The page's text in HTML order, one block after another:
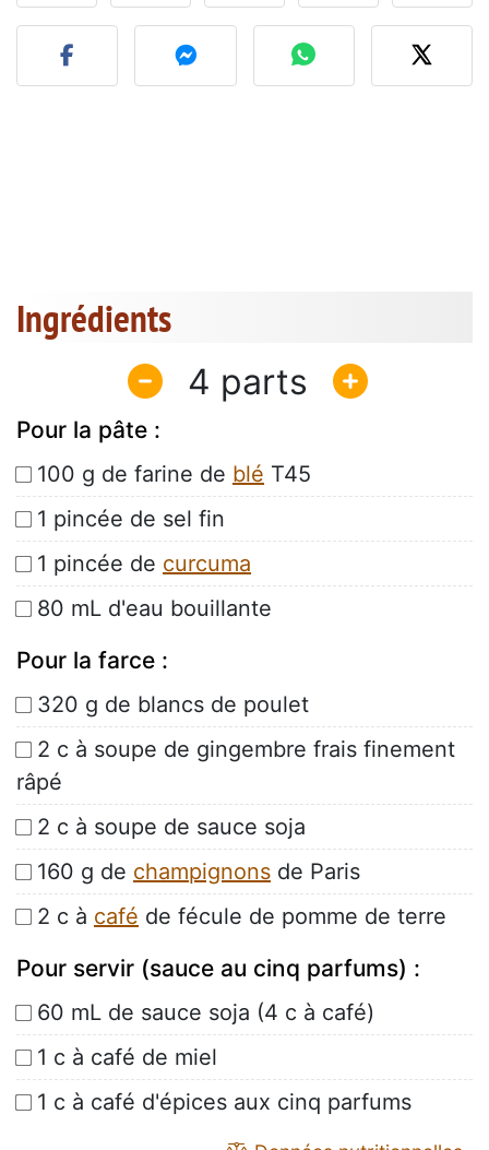
Publier votre photo de
Ingrédients
4
Pour la pâte :
100 g de farine de blé T45
1 pincée de sel fin
1 pincée de curcuma
80 mL d'eau bouillante
Pour la farce :
320 g de blancs de poulet
2 c à soupe de gingembre frais finement
râpé
2 c à soupe de sauce soja
160 g de champignons de Paris
2 c à café de fécule de pomme de terre
Pour servir (sauce au cinq parfums) :
60 mL de sauce soja (4 c à café)
1 c à café de miel
1 c à café d'épices aux cinq parfums